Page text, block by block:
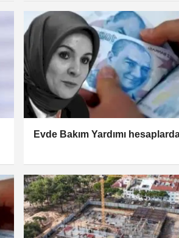
Evde Bakım Yardımı